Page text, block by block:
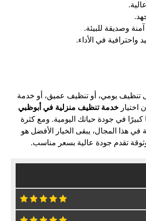
وصديقة للبيئة.
واحترافية في الأداء.
تنظيف يومي، أو تنظيف عميق، أو خدمة
اختيارخدمة تنظيف منزلية في أبوظبي
في جودة حياتك اليومية. ومع كثرة
هذا المجال، يبقى الخيار الأفضل هو
تقدم جودة عالية بسعر مناسب.